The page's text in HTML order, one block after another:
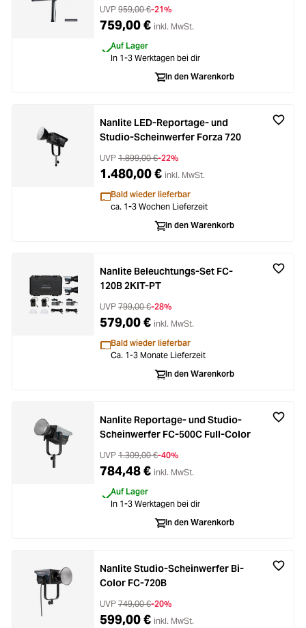
Full-Color
UVP 959,00 €-21%
759,00 € inkl. MwSt.
Auf Lager
In 1-3 Werktagen bei dir
In den Warenkorb
Nanlite LED-Reportage- und
Studio-Scheinwerfer Forza 720
UVP 1.899,00 €-22%
1.480,00 € inkl. MwSt.
Bald wieder lieferbar
ca. 1-3 Wochen Lieferzeit
In den Warenkorb
Nanlite Beleuchtungs-Set FC-
120B 2KIT-PT
UVP 799,00 €-28%
579,00 € inkl. MwSt.
Bald wieder lieferbar
Ca. 1-3 Monate Lieferzeit
In den Warenkorb
Nanlite Reportage- und Studio-
Scheinwerfer FC-500C Full-Color
UVP 1.309,00 €-40%
784,48 € inkl. MwSt.
Auf Lager
In 1-3 Werktagen bei dir
In den Warenkorb
Nanlite Studio-Scheinwerfer Bi-
Color FC-720B
UVP 749,00 €-20%
599,00 € inkl. MwSt.